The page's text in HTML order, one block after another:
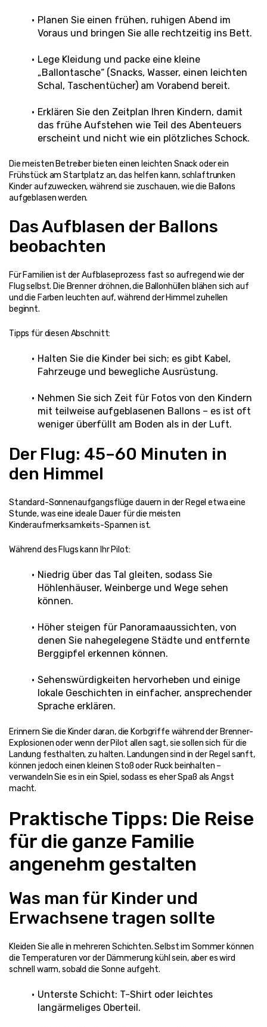
Planen Sie einen frühen, ruhigen Abend im
Voraus und bringen Sie alle rechtzeitig ins Bett.
Lege Kleidung und packe eine kleine
„Ballontasche“ (Snacks, Wasser, einen leichten
Schal, Taschentücher) am Vorabend bereit.
Erklären Sie den Zeitplan Ihren Kindern, damit
das frühe Aufstehen wie Teil des Abenteuers
erscheint und nicht wie ein plötzliches Schock.
Die meisten Betreiber bieten einen leichten Snack oder ein
Frühstück am Startplatz an, das helfen kann, schlaftrunken
Kinder aufzuwecken, während sie zuschauen, wie die Ballons
aufgeblasen werden.
Das Aufblasen der Ballons
beobachten
Für Familien ist der Aufblaseprozess fast so aufregend wie der
Flug selbst. Die Brenner dröhnen, die Ballonhüllen blähen sich auf
und die Farben leuchten auf, während der Himmel zuhellen
beginnt.
Tipps für diesen Abschnitt:
Halten Sie die Kinder bei sich; es gibt Kabel,
Fahrzeuge und bewegliche Ausrüstung.
Nehmen Sie sich Zeit für Fotos von den Kindern
mit teilweise aufgeblasenen Ballons – es ist oft
weniger überfüllt am Boden als in der Luft.
Der Flug: 45–60 Minuten in
den Himmel
Standard-Sonnenaufgangsflüge dauern in der Regel etwa eine
Stunde, was eine ideale Dauer für die meisten
Kinderaufmerksamkeits-Spannen ist.
Während des Flugs kann Ihr Pilot:
Niedrig über das Tal gleiten, sodass Sie
Höhlenhäuser, Weinberge und Wege sehen
können.
Höher steigen für Panoramaaussichten, von
denen Sie nahegelegene Städte und entfernte
Berggipfel erkennen können.
Sehenswürdigkeiten hervorheben und einige
lokale Geschichten in einfacher, ansprechender
Sprache erklären.
Erinnern Sie die Kinder daran, die Korbgriffe während der Brenner-
Explosionen oder wenn der Pilot allen sagt, sie sollen sich für die
Landung festhalten, zu halten. Landungen sind in der Regel sanft,
können jedoch einen kleinen Stoß oder Ruck beinhalten –
verwandeln Sie es in ein Spiel, sodass es eher Spaß als Angst
macht.
Praktische Tipps: Die Reise
für die ganze Familie
angenehm gestalten
Was man für Kinder und
Erwachsene tragen sollte
Kleiden Sie alle in mehreren Schichten. Selbst im Sommer können
die Temperaturen vor der Dämmerung kühl sein, aber es wird
schnell warm, sobald die Sonne aufgeht.
Unterste Schicht: T-Shirt oder leichtes
langärmeliges Oberteil.